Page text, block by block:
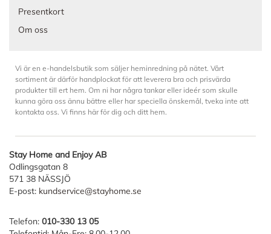
Presentkort
Om oss
Vi är en e-handelsbutik som säljer heminredning på nätet. Vårt
sortiment är därför handplockat för att leverera bra och prisvärda
produkter till ert hem. Om ni har några tankar eller ideér som skulle
kunna göra oss ännu bättre eller har speciella önskemål, tveka inte att
kontakta oss. Vi finns här för dig och ditt hem.
Stay Home and Enjoy AB
Odlingsgatan 8
571 38 NÄSSJÖ
E-post: kundservice@stayhome.se
Telefon: 010-330 13 05